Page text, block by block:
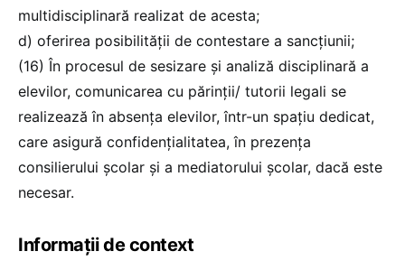
multidisciplinară realizat de acesta;
d) oferirea posibilității de contestare a sancțiunii;
(16) În procesul de sesizare și analiză disciplinară a
elevilor, comunicarea cu părinții/ tutorii legali se
realizează în absența elevilor, într-un spațiu dedicat,
care asigură confidențialitatea, în prezența
consilierului școlar și a mediatorului școlar, dacă este
necesar.
Informații de context